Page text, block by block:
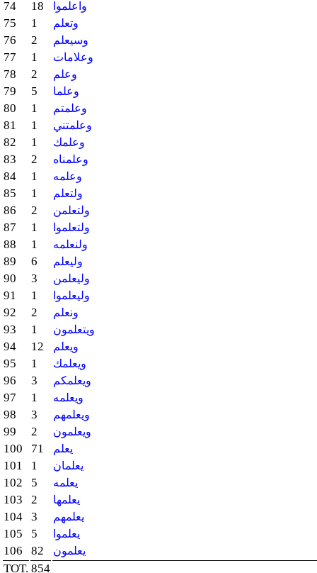
74 18 واعلموا
75 1 وتعلم
76 2 وسيعلم
77 1 وعلامات
78 2 وعلم
79 5 وعلما
80 1 وعلمتم
81 1 وعلمتني
82 1 وعلمك
83 2 وعلمناه
84 1 وعلمه
85 1 ولتعلم
86 2 ولتعلمن
87 1 ولتعلموا
88 1 ولنعلمه
89 6 وليعلم
90 3 وليعلمن
91 1 وليعلموا
92 2 ونعلم
93 1 ويتعلمون
94 12 ويعلم
95 1 ويعلمك
96 3 ويعلمكم
97 1 ويعلمه
98 3 ويعلمهم
99 2 ويعلمون
100 71 يعلم
101 1 يعلمان
102 5 يعلمه
103 2 يعلمها
104 3 يعلمهم
105 5 يعلموا
106 82 يعلمون
TOT. 854